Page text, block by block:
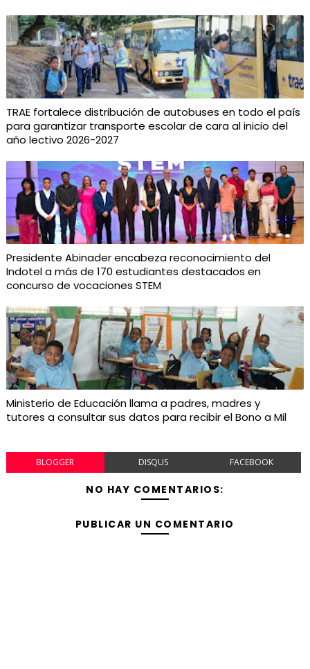
TRAE fortalece distribución de autobuses en todo el país
para garantizar transporte escolar de cara al inicio del
año lectivo 2026-2027
Presidente Abinader encabeza reconocimiento del
Indotel a más de 170 estudiantes destacados en
concurso de vocaciones STEM
Ministerio de Educación llama a padres, madres y
tutores a consultar sus datos para recibir el Bono a Mil
BLOGGER DISQUS FACEBOOK
NO HAY COMENTARIOS:
PUBLICAR UN COMENTARIO